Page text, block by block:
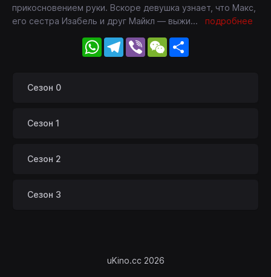
прикосновением руки. Вскоре девушка узнает, что Макс,
его сестра Изабель и друг Майкл — выжи... подробнее
WhatsApp
Telegram
Viber WeChat
Сезон 0
Сезон 1
Сезон 2
Сезон 3
uKino.cc 2026